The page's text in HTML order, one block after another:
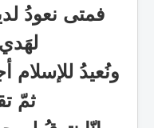
فمتى نعودُ
ونُعيدُ للإسلام
ثمّ